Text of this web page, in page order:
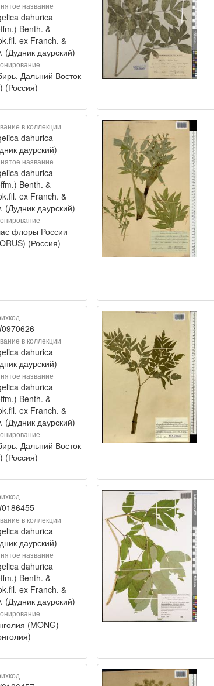
название
dahurica
Benth. &
ex Franch. &
(Дудник даурский)
Дальний Восток
(Россия)
в коллекции
dahurica
даурский)
название
dahurica
Benth. &
ex Franch. &
(Дудник даурский)
флоры России
(Россия)
в коллекции
dahurica
даурский)
название
dahurica
Benth. &
ex Franch. &
(Дудник даурский)
Дальний Восток
(Россия)
в коллекции
dahurica
даурский)
название
dahurica
Benth. &
ex Franch. &
(Дудник даурский)
(MONG)